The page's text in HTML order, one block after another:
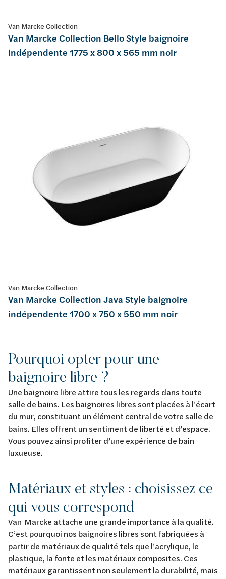
Van Marcke Collection
Van Marcke Collection Bello Style baignoire
indépendente 1775 x 800 x 565 mm noir
Van Marcke Collection
Van Marcke Collection Java Style baignoire
indépendente 1700 x 750 x 550 mm noir
Pourquoi opter pour une
baignoire libre ?
Une baignoire libre attire tous les regards dans toute
salle de bains. Les baignoires libres sont placées à l’écart
du mur, constituant un élément central de votre salle de
bains. Elles offrent un sentiment de liberté et d’espace.
Vous pouvez ainsi profiter d’une expérience de bain
luxueuse.
Matériaux et styles : choisissez ce
qui vous correspond
Van Marcke attache une grande importance à la qualité.
C’est pourquoi nos baignoires libres sont fabriquées à
partir de matériaux de qualité tels que l’acrylique, le
plastique, la fonte et les matériaux composites. Ces
matériaux garantissent non seulement la durabilité, mais